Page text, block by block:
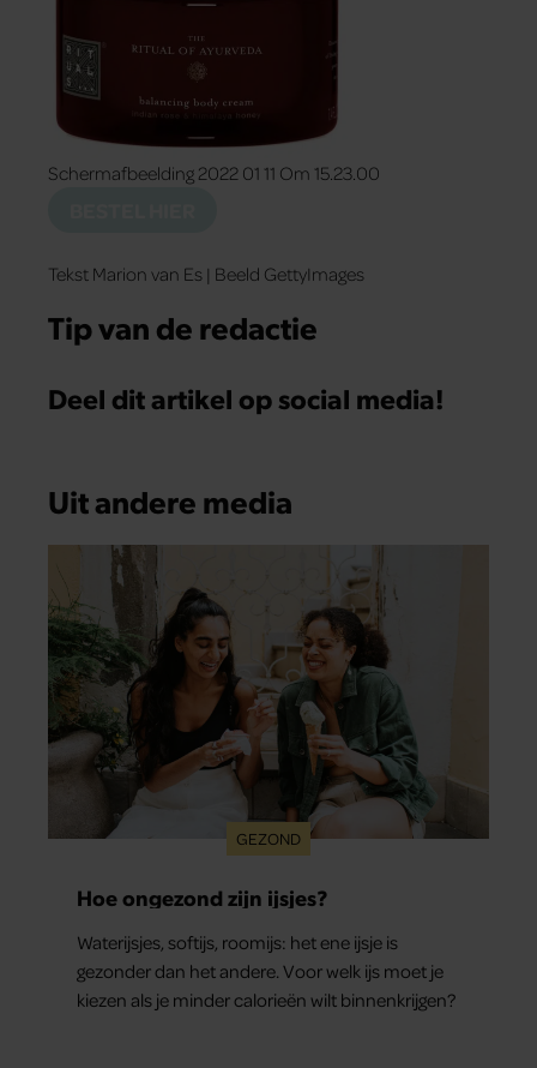
informatie die u aan ze heeft verstrekt of die ze hebben
verzameld op basis van uw gebruik van hun services. U
gaat akkoord met onze cookies als u onze website blijft
gebruiken.
Schermafbeelding 2022 01 11 Om 15.23.00
Tekst Marion van Es | Beeld GettyImages
Tip van de redactie
Deel dit artikel op social media!
Uit andere media
GEZOND
Hoe ongezond zijn ijsjes?
Waterijsjes, softijs, roomijs: het ene ijsje is
gezonder dan het andere. Voor welk ijs moet je
kiezen als je minder calorieën wilt binnenkrijgen?